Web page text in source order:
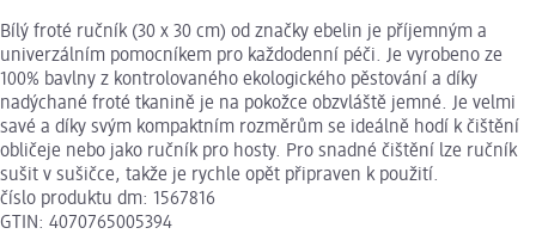
Bílý froté ručník (30 x 30 cm) od značky ebelin je příjemným a
univerzálním pomocníkem pro každodenní péči. Je vyrobeno ze
100% bavlny z kontrolovaného ekologického pěstování a díky
nadýchané froté tkanině je na pokožce obzvláště jemné. Je velmi
savé a díky svým kompaktním rozměrům se ideálně hodí k čištění
obličeje nebo jako ručník pro hosty. Pro snadné čištění lze ručník
sušit v sušičce, takže je rychle opět připraven k použití.
číslo produktu dm: 1567816
GTIN: 4070765005394